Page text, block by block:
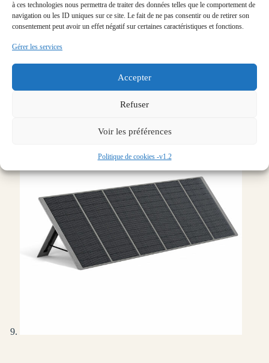
à ces technologies nous permettra de traiter des données telles que le comportement de
navigation ou les ID uniques sur ce site. Le fait de ne pas consentir ou de retirer son
consentement peut avoir un effet négatif sur certaines caractéristiques et fonctions.
Gérer les services
Accepter
Refuser
Voir les préférences
Politique de cookies -v1.2